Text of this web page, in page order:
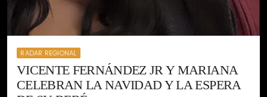
RADAR REGIONAL
VICENTE FERNÁNDEZ JR Y MARIANA
CELEBRAN LA NAVIDAD Y LA ESPERA